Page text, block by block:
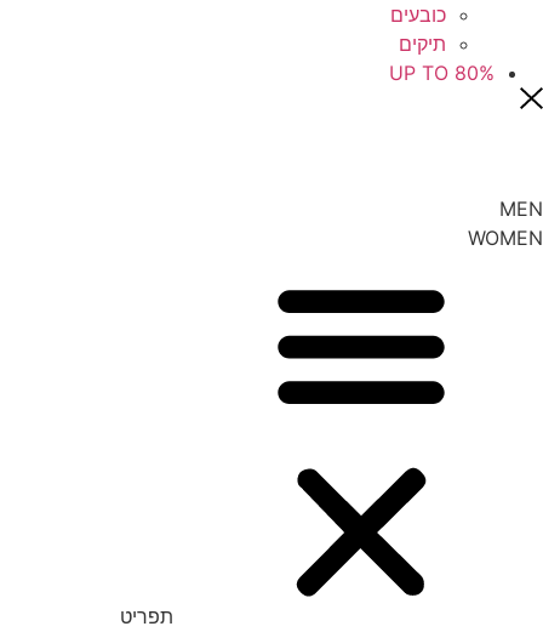
כובעים
תיקים
UP TO 80%
MEN
WOMEN
תפריט